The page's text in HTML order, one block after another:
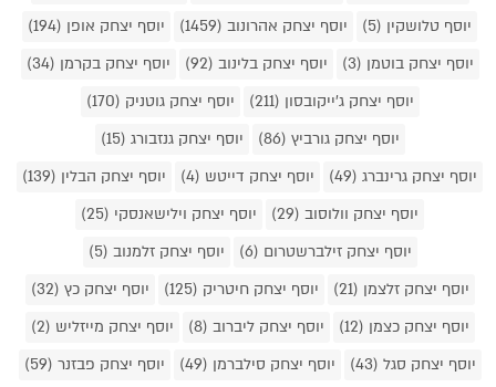
יוסף טלושקין (5)
יוסף יצחק אהרונוב (1459)
יוסף יצחק אופן (194)
יוסף יצחק בוטמן (3)
יוסף יצחק בלינוב (92)
יוסף יצחק בקרמן (34)
יוסף יצחק ג'ייקובסון (211)
יוסף יצחק גוטניק (170)
יוסף יצחק גורביץ (86)
יוסף יצחק גנזבורג (15)
יוסף יצחק גרינברג (49)
יוסף יצחק דייטש (4)
יוסף יצחק הבלין (139)
יוסף יצחק וולוסוב (29)
יוסף יצחק וילישאנסקי (25)
יוסף יצחק זילברשטרום (6)
יוסף יצחק זלמנוב (5)
יוסף יצחק זלצמן (21)
יוסף יצחק חיטריק (125)
יוסף יצחק כץ (32)
יוסף יצחק כצמן (12)
יוסף יצחק ליברוב (8)
יוסף יצחק מייזליש (2)
יוסף יצחק סגל (43)
יוסף יצחק סילברמן (49)
יוסף יצחק פבזנר (59)